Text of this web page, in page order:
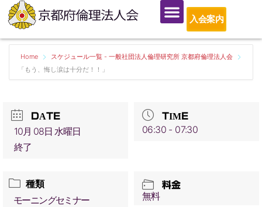
入会案内
Home
スケジュール一覧 - 一般社団法人倫理研究所 京都府倫理法人会
「もう、悔し涙は十分だ！！」
DATE
10月 08日 水曜日
終了
TIME
06:30 - 07:30
種類
モーニングセミナー
料金
無料